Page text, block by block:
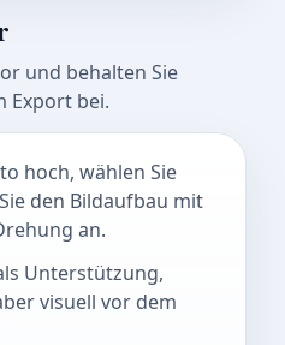
und behalten Sie
Export bei.
hoch, wählen Sie
den Bildaufbau mit
an.
Unterstützung,
visuell vor dem